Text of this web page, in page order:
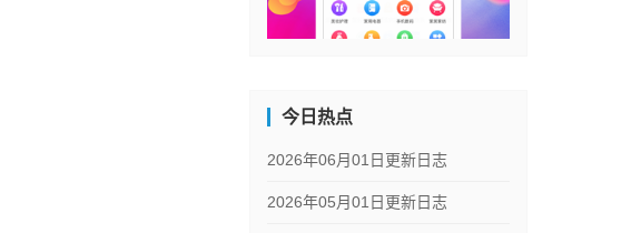
今日热点
2026年06月01日更新日志
2026年05月01日更新日志